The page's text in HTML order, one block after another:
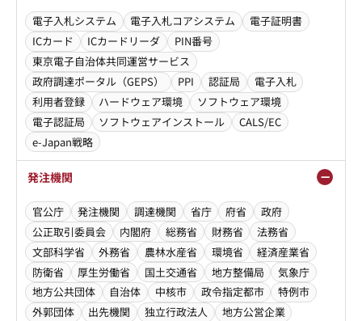
電子入札システム 電子入札コアシステム
電子証明書
ICカード
ICカードリーダ
PIN番号
東京電子自治体共同運営サービス
政府調達ポータル（GEPS）
PPI 認証局
電子入札
利用者登録
ハードウェア環境
ソフトウェア環境
電子認証局
ソフトウェアインストール
CALS/EC
e-Japan戦略
発注機関
官公庁 発注機関 調達機関 省庁 府省
政府
公正取引委員会
内閣府 総務省 財務省
法務省
文部科学省
外務省 農林水産省 環境省
経済産業省
防衛省
厚生労働省 国土交通省 地方整備局
気象庁
地方公共団体
自治体 中核市 政令指定都市
特例市
外郭団体
出先機関 独立行政法人
地方公営企業